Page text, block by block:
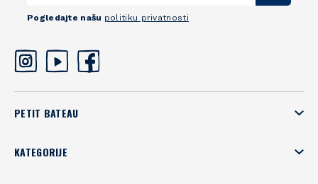
Pogledajte našu politiku privatnosti
PETIT BATEAU
KATEGORIJE